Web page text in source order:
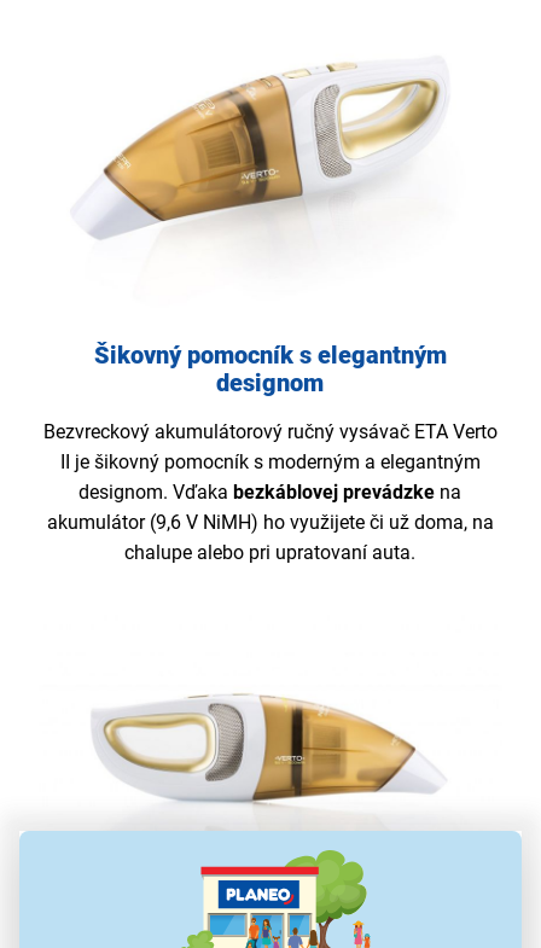
Šikovný pomocník s elegantným
designom
Bezvreckový akumulátorový ručný vysávač ETA Verto
II je šikovný pomocník s moderným a elegantným
designom. Vďaka bezkáblovej prevádzke na
akumulátor (9,6 V NiMH) ho využijete či už doma, na
chalupe alebo pri upratovaní auta.